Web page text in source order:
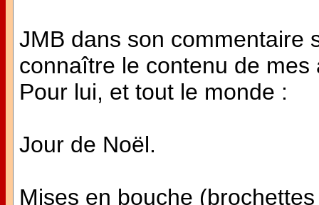
JMB dans son
connaître le contenu de
Pour lui, et tout le monde :
Jour de Noël.
Mises en bouche